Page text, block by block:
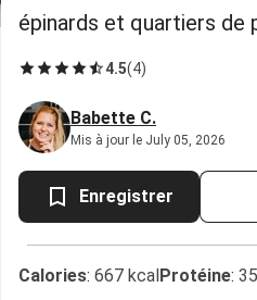
épinards et quartiers de
4.5(4)
Babette C.
Mis à jour le July 05, 2026
Enregistrer
Calories: 667 kcalProtéine: